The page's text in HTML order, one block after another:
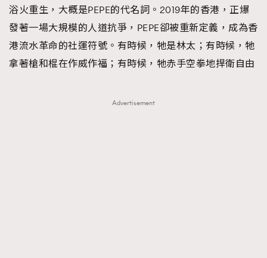
浴火重生，大概是PEPE的代名詞。2019年的香港，正爆
發著一場大規模的人道抗爭，PEPE卻被重新定義，成為香
港流水革命的社運符號。有時候，牠是林太；有時候，牠
拿著槍和棍在作威作福；有時候，牠赤手空拳地捍衛自由
Advertisement